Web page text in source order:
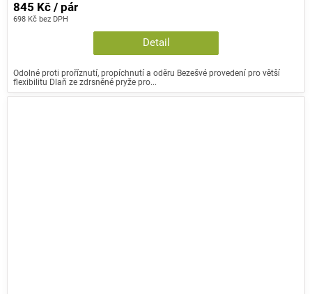
698 Kč bez DPH
845 Kč / pár
Detail
Odolné proti proříznutí, propíchnutí a oděru Bezešvé provedení pro větší
flexibilitu Dlaň ze zdrsněné pryže pro...